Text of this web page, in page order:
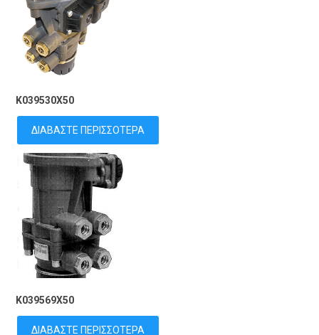
K039530X50
ΔΙΑΒΆΣΤΕ ΠΕΡΙΣΣΌΤΕΡΑ
K039569X50
ΔΙΑΒΆΣΤΕ ΠΕΡΙΣΣΌΤΕΡΑ